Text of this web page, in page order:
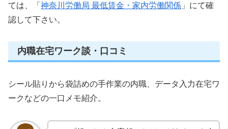
ては、「 神奈川労働局 最低賃金・家内労働関係 」にて確
認して下さい。
内職在宅ワーク談・口コミ
シール貼りから袋詰めの手作業の内職、データ入力在宅ワ
ークなどの一口メモ紹介。